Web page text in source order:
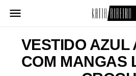
para
conteúdoVESTIDO AZUL
COM MANGAS